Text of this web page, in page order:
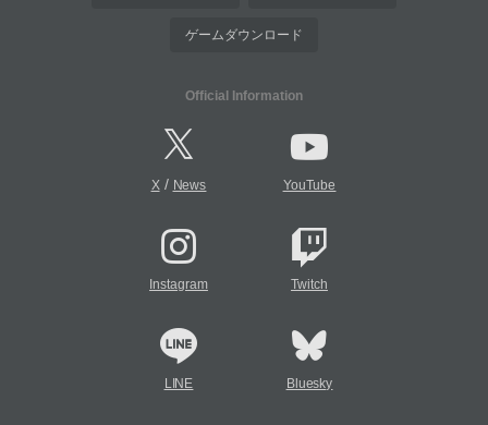
ゲームダウンロード
Official Information
X/ News YouTube
Instagram Twitch
LINE Bluesky